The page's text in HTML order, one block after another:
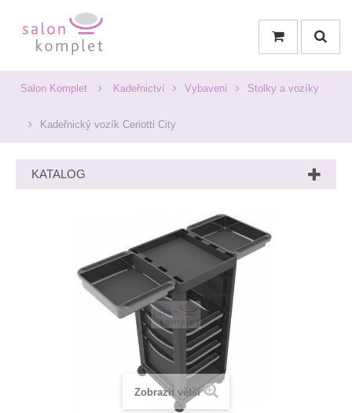
Salon Komplet Kadeřnictví Vybavení Stolky a vozíky
Kadeřnický vozík Ceriotti City
KATALOG
Zobrazit větší